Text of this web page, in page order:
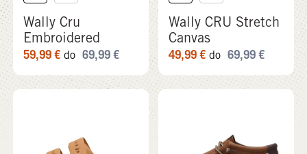
Wally Cru
Embroidered
59,99€ do 69,99€
Wally CRU Stretch
Canvas
49,99€ do 69,99€